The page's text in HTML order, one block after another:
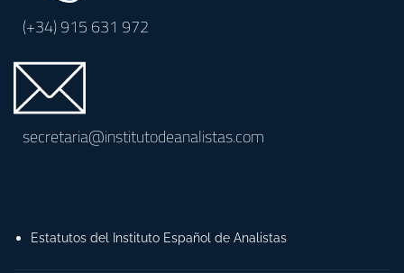
(+34)915 631 972
secretaria@institutodeanalistas.com
Estatutos del Instituto Español de Analistas